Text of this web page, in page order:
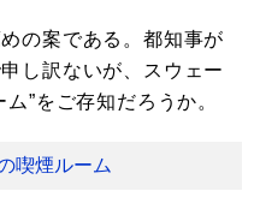
の案である。都知事が
し訳ないが、スウェー
”をご存知だろうか。
喫煙ルーム